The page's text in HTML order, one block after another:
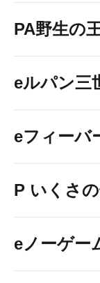
PA野生の
eルパン三
eフィーバ
P いくさ
eノーゲー